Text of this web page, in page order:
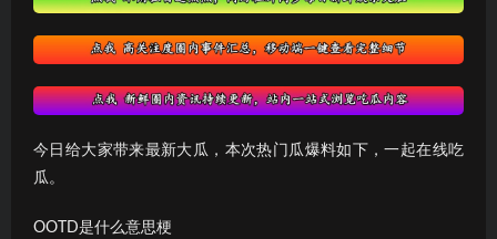
今日给大家带来最新大瓜，本次热门瓜爆料如下，一起在线吃
瓜。
OOTD是什么意思梗